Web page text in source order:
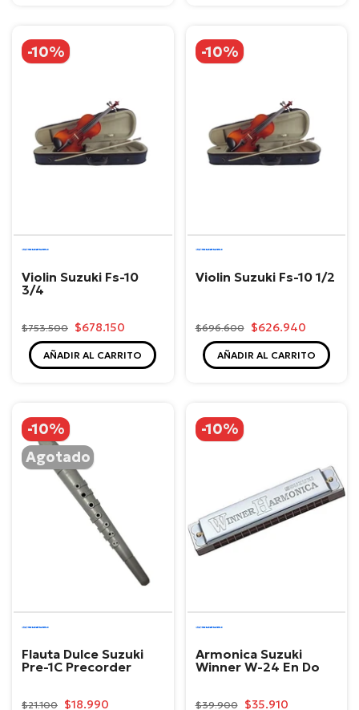
-10%
Violin Suzuki Fs-10
3/4
$753.500 $678.150
AÑADIR AL CARRITO
-10%
Violin Suzuki Fs-10 1/2
$696.600 $626.940
AÑADIR AL CARRITO
-10%
Agotado
Suzuki
Flauta Dulce Suzuki
Pre-1C Precorder
$21.100 $18.990
-10%
Suzuki
Armonica Suzuki
Winner W-24 En Do
$39.900 $35.910